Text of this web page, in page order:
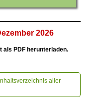
2026
als PDF herunterladen.
aller